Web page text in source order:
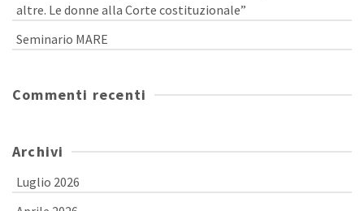
altre. Le donne alla Corte costituzionale”
Seminario MARE
Commenti recenti
Archivi
Luglio 2026